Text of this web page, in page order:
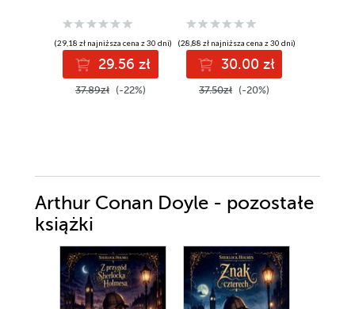
(29,18 zł najniższa cena z 30 dni)
29.56 zł
37.89zł (-22%)
(28,88 zł najniższa cena z 30 dni)
30.00 zł
37.50zł (-20%)
Arthur Conan Doyle - pozostałe
książki